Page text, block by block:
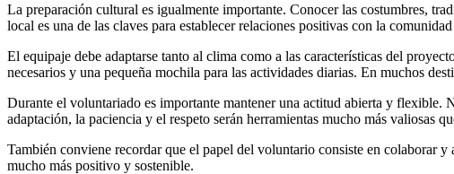
La preparación cultural es igualmente importante. Conocer las costumbres,
local es una de las claves para establecer relaciones positivas con la
El equipaje debe adaptarse tanto al clima como a las características del
necesarios y una pequeña mochila para las actividades diarias. En muchos
Durante el voluntariado es importante mantener una actitud abierta y flexible.
adaptación, la paciencia y el respeto serán herramientas mucho más valiosas
También conviene recordar que el papel del voluntario consiste en colaborar
mucho más positivo y sostenible.